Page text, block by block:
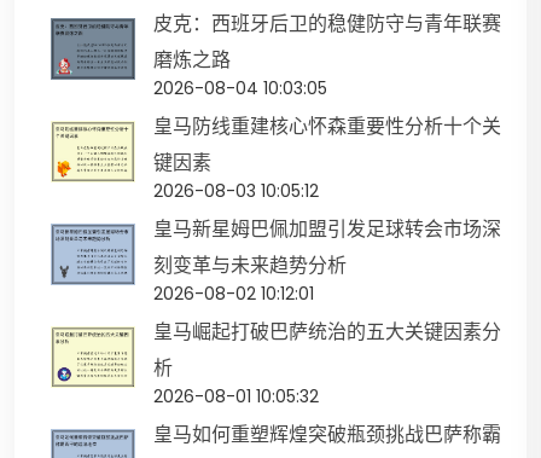
皮克：西班牙后卫的稳健防守与青年联赛
磨炼之路
2026-08-04 10:03:05
皇马防线重建核心怀森重要性分析十个关
键因素
2026-08-03 10:05:12
皇马新星姆巴佩加盟引发足球转会市场深
刻变革与未来趋势分析
2026-08-02 10:12:01
皇马崛起打破巴萨统治的五大关键因素分
析
2026-08-01 10:05:32
皇马如何重塑辉煌突破瓶颈挑战巴萨称霸